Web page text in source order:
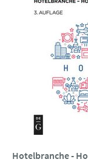
Hotelbranche -